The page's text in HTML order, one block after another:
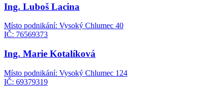
Ing. Luboš Lacina
Místo podnikání: Vysoký Chlumec 40
IČ: 76569373
Ing. Marie Kotalíková
Místo podnikání: Vysoký Chlumec 124
IČ: 69379319